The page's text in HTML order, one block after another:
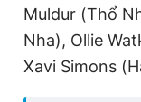
Muldur (Thổ
Nha), Ollie
Xavi Simons